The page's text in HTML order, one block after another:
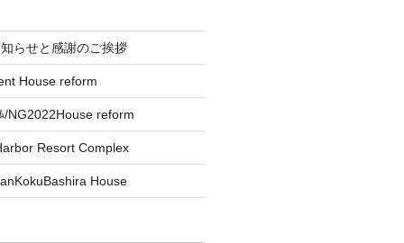
らせと感謝のご挨拶
House reform
/NG2022House reform
Resort Complex
House